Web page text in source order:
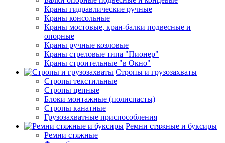
Краны гидравлические ручные
Краны консольные
Краны мостовые, кран-балки подвесные и
опорные
Краны ручные козловые
Краны стреловые типа "Пионер"
Краны строительные "в Окно"
Стропы и грузозахваты
Стропы текстильные
Стропы цепные
Блоки монтажные (полиспасты)
Стропы канатные
Грузозахватные приспособления
Ремни стяжные и буксиры
Ремни стяжные